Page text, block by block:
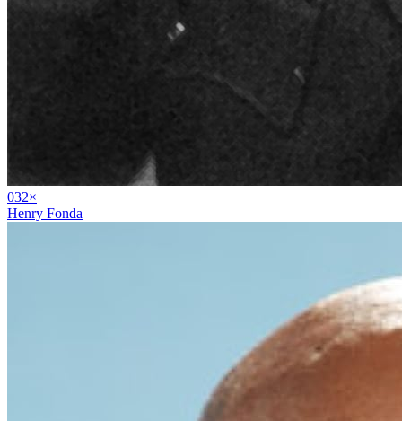
032×
Henry Fonda